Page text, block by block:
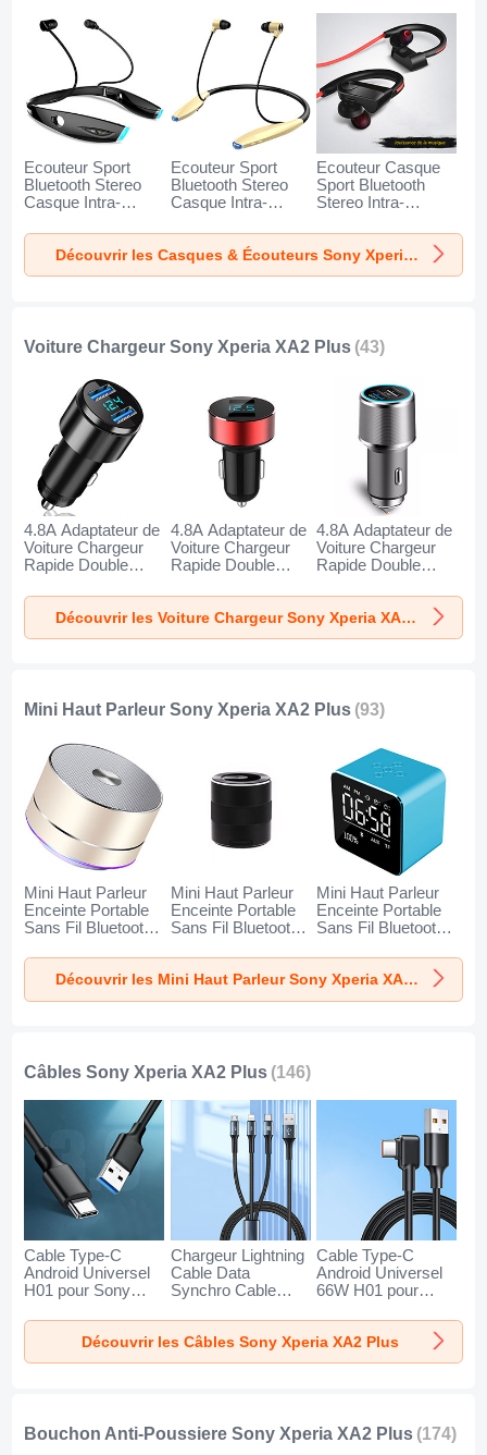
Ecouteur Sport
Bluetooth Stereo
Casque Intra-
Oreillette H52 pour
Sony Xperia XA2
Plus Noir
Ecouteur Sport
Bluetooth Stereo
Casque Intra-
Oreillette H51 pour
Sony Xperia XA2
Plus Or
Ecouteur Casque
Sport Bluetooth
Stereo Intra-
Oreillette H53 pour
Sony Xperia XA2
Plus Noir
Découvrir les Casques & Écouteurs Sony Xperia XA2 Plus
Voiture Chargeur Sony Xperia XA2 Plus (43)
4.8A Adaptateur de
Voiture Chargeur
Rapide Double
K10 pour Sony
Xperia XA2 Plus
Noir
4.8A Adaptateur de
Voiture Chargeur
Rapide Double
K07 pour Sony
Xperia XA2 Plus
Rouge
4.8A Adaptateur de
Voiture Chargeur
Rapide Double
K08 pour Sony
Xperia XA2 Plus
Argent
Découvrir les Voiture Chargeur Sony Xperia XA2 Plus
Mini Haut Parleur Sony Xperia XA2 Plus (93)
Mini Haut Parleur
Enceinte Portable
Sans Fil Bluetooth
pour Sony Xperia
XA2 Plus Or
Mini Haut Parleur
Enceinte Portable
Sans Fil Bluetooth
pour Sony Xperia
XA2 Plus Noir
Mini Haut Parleur
Enceinte Portable
Sans Fil Bluetooth
pour Sony Xperia
XA2 Plus Bleu
Découvrir les Mini Haut Parleur Sony Xperia XA2 Plus
Câbles Sony Xperia XA2 Plus (146)
Cable Type-C
Android Universel
H01 pour Sony
Gris Fonce
Chargeur Lightning
Cable Data
Synchro Cable
Type-C 100W H01
pour Sony Xperia
XA2 Plus Noir
Cable Type-C
Android Universel
66W H01 pour
Plus Noir
Découvrir les Câbles Sony Xperia XA2 Plus
Bouchon Anti-Poussiere Sony Xperia XA2 Plus (174)